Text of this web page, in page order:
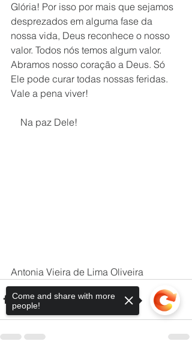
Glória! Por isso por mais que sejamos
desprezados em alguma fase da
nossa vida, Deus reconhece o nosso
valor. Todos nós temos algum valor.
Abramos nosso coração a Deus. Só
Ele pode curar todas nossas feridas.
Vale a pena viver!
    Na paz Dele!
Antonia Vieira de Lima Oliveira
Come and share with more
people!